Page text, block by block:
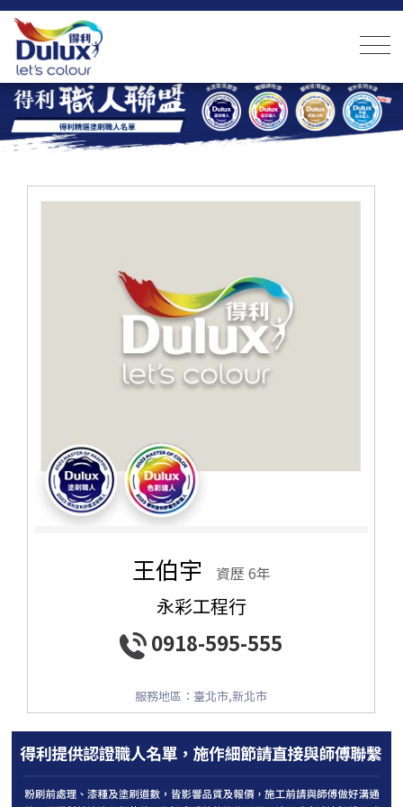
王伯宇 資歷 6年
永彩工程行
0918-595-555
服務地區：臺北市,新北市